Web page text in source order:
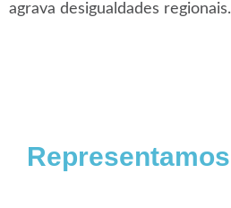
agrava desigualdades regionais.
Representamos